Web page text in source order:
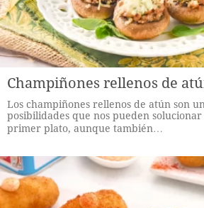
Champiñones rellenos de
Los champiñones rellenos de atún son
posibilidades que nos pueden
primer plato, aunque también…